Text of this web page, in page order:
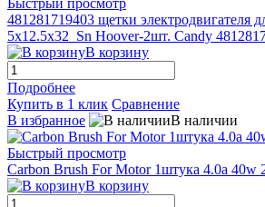
481281719403 щетки электродвигателя
5x12.5x32_Sn Hoover-2шт. Candy
В корзину
Подробнее
Купить в 1 клик Сравнение
В избранное
В наличии
Быстрый просмотр
Carbon Brush For Motor 1штука 4.0a 40w
В корзину